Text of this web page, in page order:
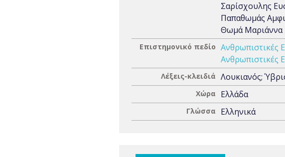
Σαρίσχουλης
Παπαθωμάς
Θωμά Μαριάννα
Επιστημονικό πεδίο Ανθρωπιστικές
Ανθρωπιστικές
Λέξεις-κλειδιά Λουκιανός;
Χώρα Ελλάδα
Γλώσσα Ελληνικά